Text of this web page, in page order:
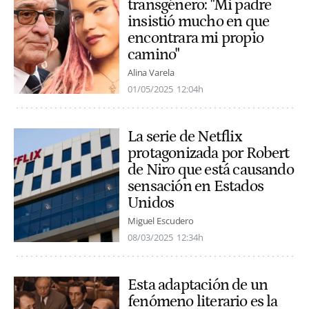
transgénero: "Mi padre
insistió mucho en que
encontrara mi propio
camino"
Alina Varela
01/05/2025 12:04h
La serie de Netflix
protagonizada por Robert
de Niro que está causando
sensación en Estados
Unidos
Miguel Escudero
08/03/2025 12:34h
Esta adaptación de un
fenómeno literario es la